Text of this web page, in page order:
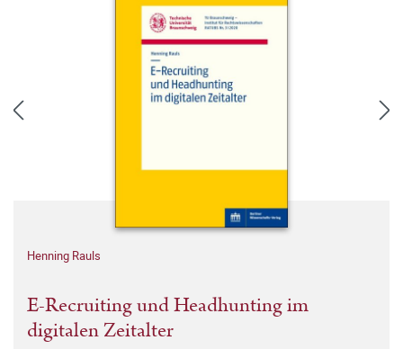
Henning Rauls
E-Recruiting und Headhunting im
digitalen Zeitalter